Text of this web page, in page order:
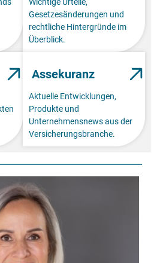
Wichtige Urteile,
Gesetzesänderungen und
rechtliche Hintergründe im
Überblick.
Assekuranz
Aktuelle Entwicklungen,
Produkte und
Unternehmensnews aus der
Versicherungsbranche.